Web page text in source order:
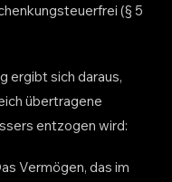
(§ 5
ergibt sich daraus,
übertragene
entzogen wird:
Vermögen, das im